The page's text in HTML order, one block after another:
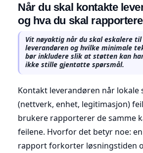
Når du skal kontakte
og hva du skal rapportere
Vit nøyaktig når du skal eskalere til
leverandøren og hvilke minimale
bør inkludere slik at støtten kan
ikke stille gjentatte spørsmål.
Kontakt leverandøren når lokale
(nettverk, enhet, legitimasjon)
brukere rapporterer de samme
feilene. Hvorfor det betyr noe:
rapport forkorter løsningstiden